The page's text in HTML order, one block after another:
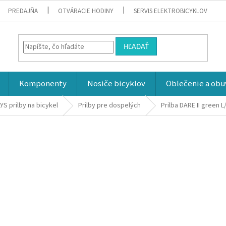
PREDAJŇA OTVÁRACIE HODINY SERVIS ELEKTROBICYKLOV
HĽADAŤ
Komponenty Nosiče bicyklov Oblečenie a
prilby na bicykel Prilby pre dospelých Prilba DARE II green